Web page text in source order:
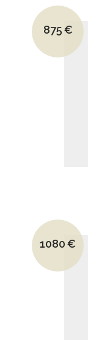
Le prix
875€
Le prix
Le prix
1080€
Le